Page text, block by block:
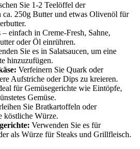
Sie 1-2 Teelöffel der
250g Butter und etwas Olivenöl für
einfach in Creme-Fresh, Sahne,
oder Öl einrühren.
Sie es in Salatsaucen, um eine
hinzuzufügen.
Verfeinern Sie Quark oder
Aufstriche oder Dips zu kreieren.
für Gemüsegerichte wie Eintöpfe,
Gemüse.
Sie Bratkartoffeln oder
köstliche Würze.
Verwenden Sie es für
als Würze für Steaks und Grillfleisch.